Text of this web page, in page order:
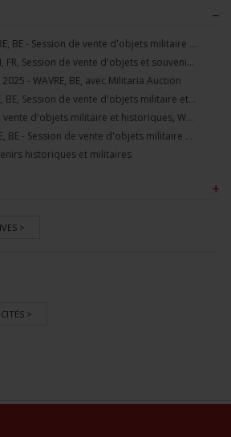
–
Décembre 2025 - WAVRE, BE - Session de vente d'objets militaire et souvenirs historiques
Novembre 2025 - CAEN, FR, Session de vente d'objets et souvenirs militaires
- WAVRE, BE, avec Militaria Auction
Automne 2025 - WAVRE, BE, Session de vente d'objets militaire et souvenirs historiques
Juillet 2025 - Session de vente d'objets militaire et historiques, Wavre, BE
2025 - Été 2025 - WAVRE, BE - Session de vente d'objets militaire et souvenirs historiques
historiques et militaires
+
>
>